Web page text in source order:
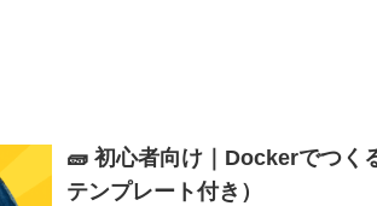
🧱 初心者向け｜Dockerでつく
テンプレート付き）